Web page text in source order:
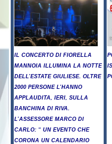
IL CONCERTO DI FIORELLA
MANNOIA ILLUMINA LA NOTTE
DELL’ESTATE GIULIESE. OLTRE
2000 PERSONE L’HANNO
APPLAUDITA, IERI, SULLA
BANCHINA DI RIVA.
L’ASSESSORE MARCO DI
CARLO: “ UN EVENTO CHE
CORONA UN CALENDARIO